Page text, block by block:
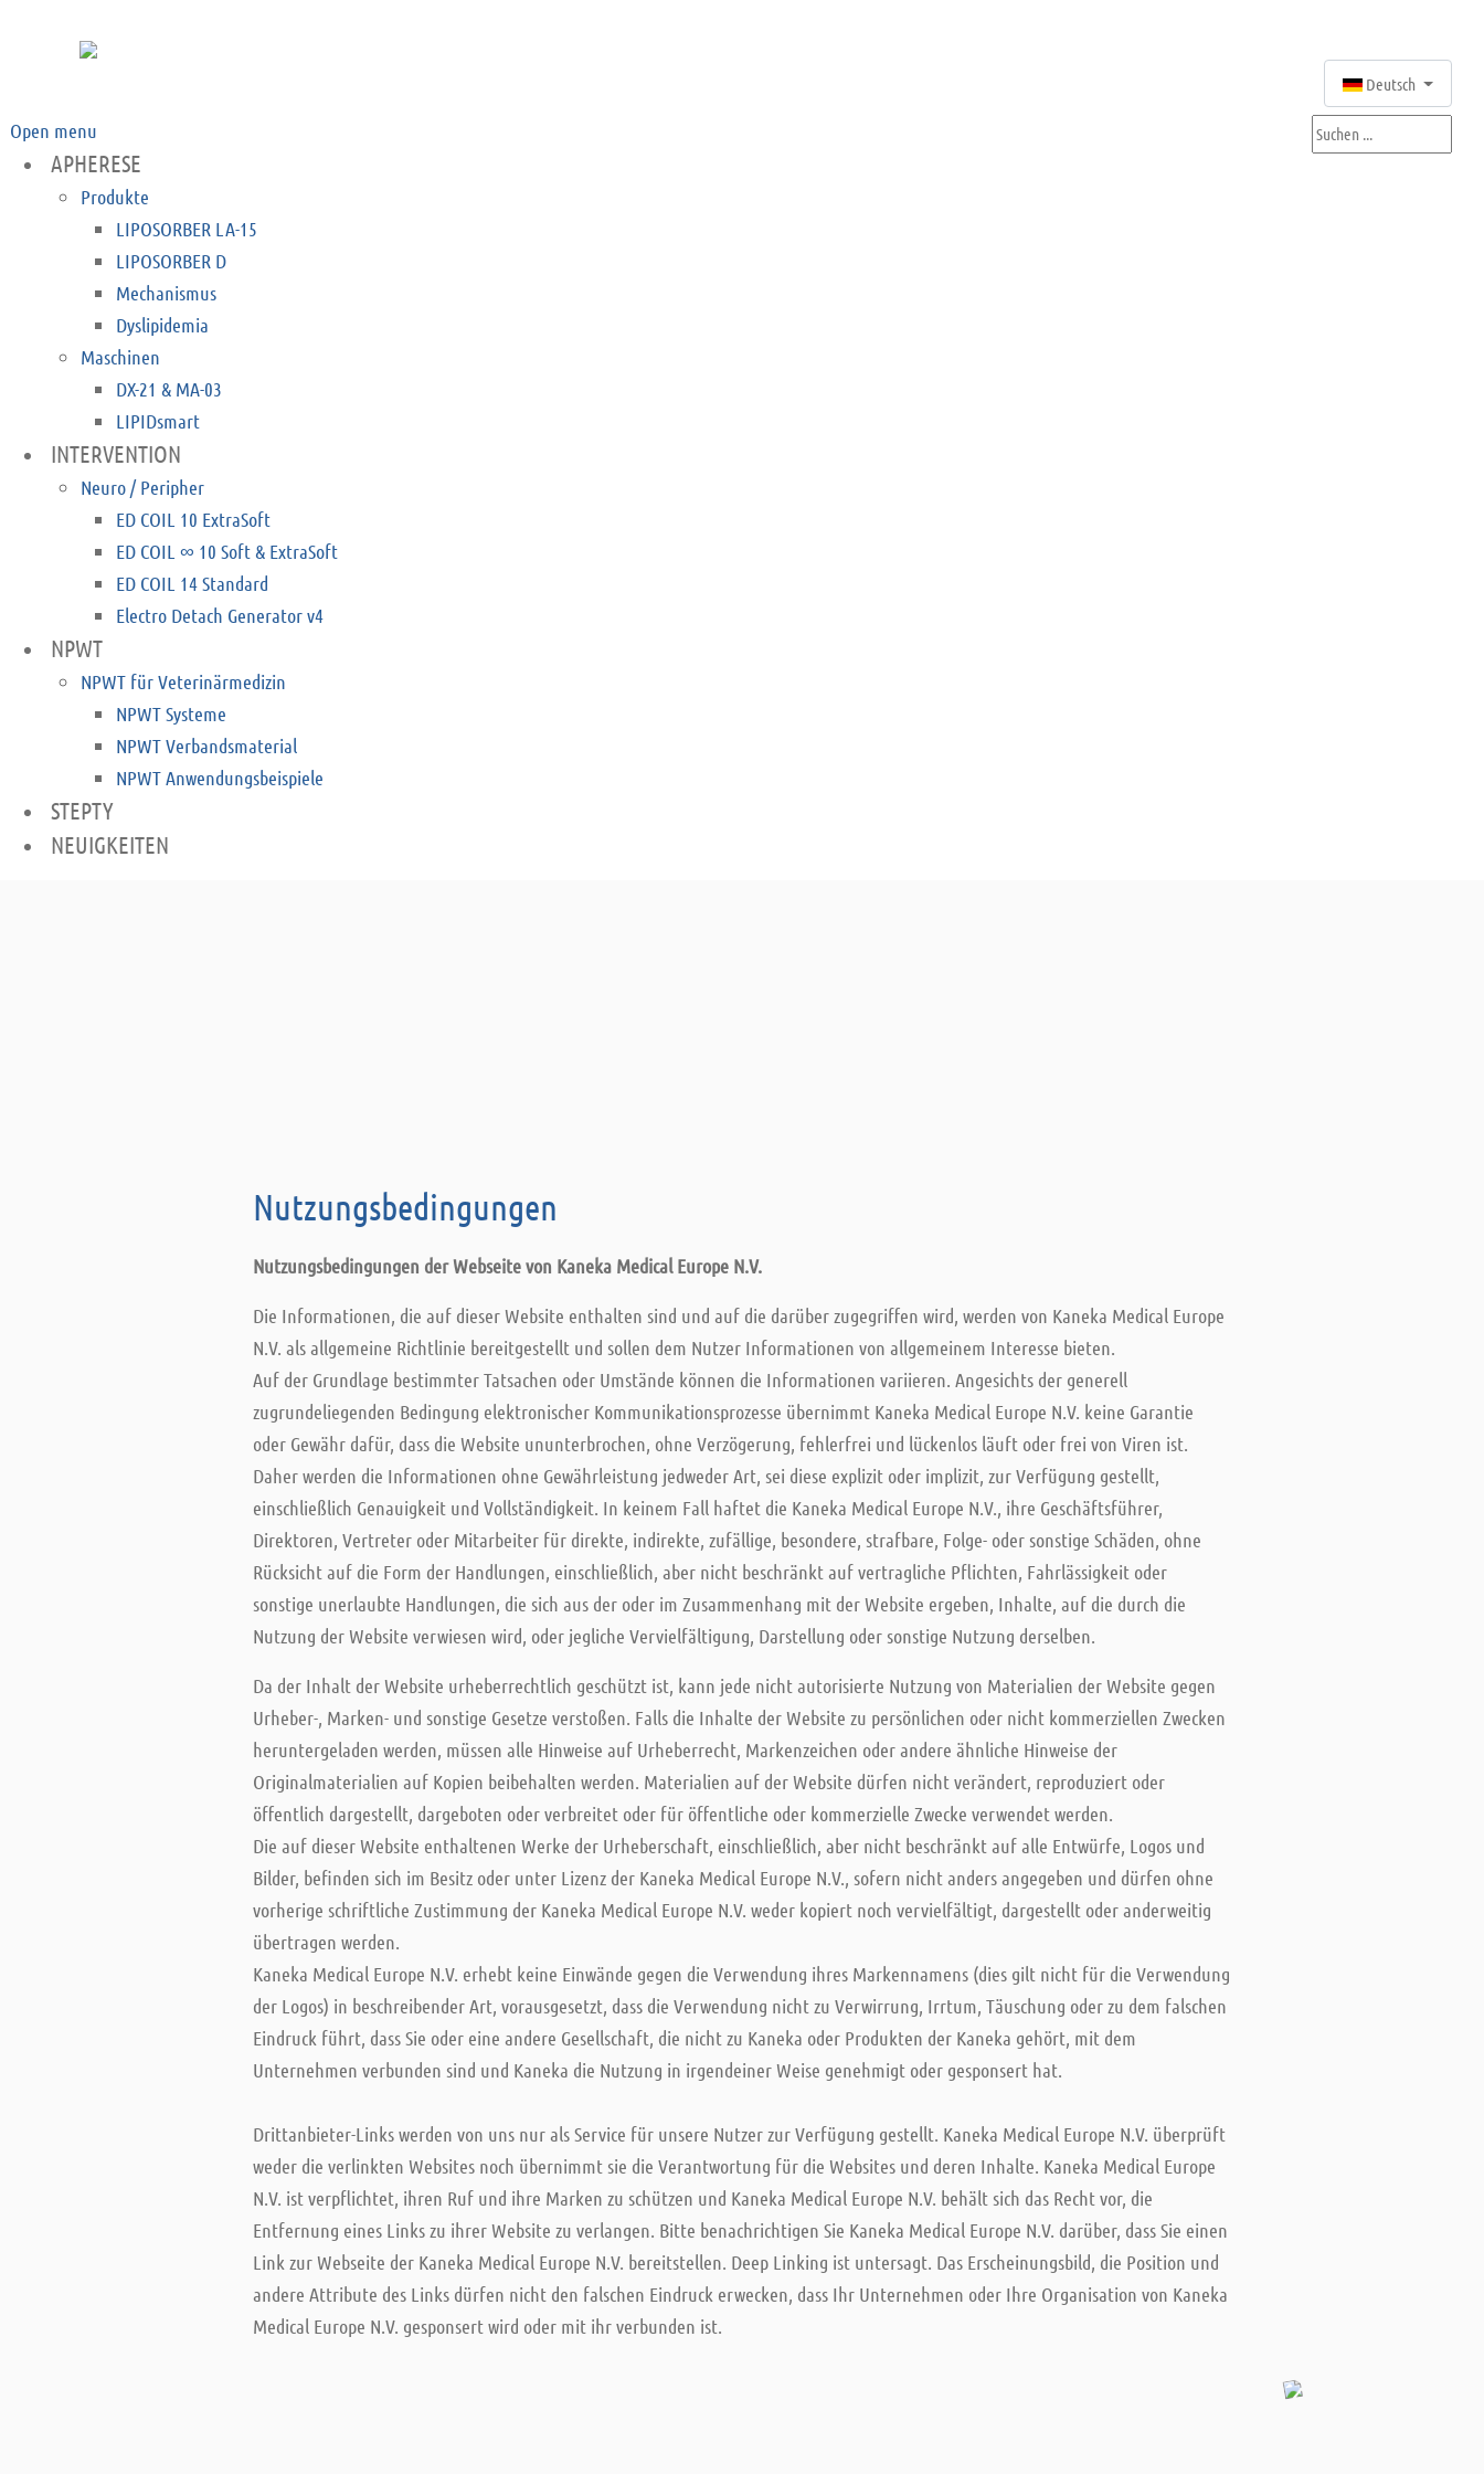
Deutsch
Open menu
APHERESE
Produkte
LIPOSORBER LA-15
LIPOSORBER D
Mechanismus
Dyslipidemia
Maschinen
DX-21 & MA-03
LIPIDsmart
INTERVENTION
Neuro / Peripher
ED COIL 10 ExtraSoft
ED COIL ∞ 10 Soft & ExtraSoft
ED COIL 14 Standard
Electro Detach Generator v4
NPWT
NPWT für Veterinärmedizin
NPWT Systeme
NPWT Verbandsmaterial
NPWT Anwendungsbeispiele
STEPTY
NEUIGKEITEN
Suchen ...
Nutzungsbedingungen
Nutzungsbedingungen der Webseite von Kaneka Medical Europe N.V.
Die Informationen, die auf dieser Website enthalten sind und auf die darüber zugegriffen wird, werden von Kaneka Medical Europe
N.V. als allgemeine Richtlinie bereitgestellt und sollen dem Nutzer Informationen von allgemeinem Interesse bieten.
Auf der Grundlage bestimmter Tatsachen oder Umstände können die Informationen variieren. Angesichts der generell
zugrundeliegenden Bedingung elektronischer Kommunikationsprozesse übernimmt Kaneka Medical Europe N.V. keine Garantie
oder Gewähr dafür, dass die Website ununterbrochen, ohne Verzögerung, fehlerfrei und lückenlos läuft oder frei von Viren ist.
Daher werden die Informationen ohne Gewährleistung jedweder Art, sei diese explizit oder implizit, zur Verfügung gestellt,
einschließlich Genauigkeit und Vollständigkeit. In keinem Fall haftet die Kaneka Medical Europe N.V., ihre Geschäftsführer,
Direktoren, Vertreter oder Mitarbeiter für direkte, indirekte, zufällige, besondere, strafbare, Folge- oder sonstige Schäden, ohne
Rücksicht auf die Form der Handlungen, einschließlich, aber nicht beschränkt auf vertragliche Pflichten, Fahrlässigkeit oder
sonstige unerlaubte Handlungen, die sich aus der oder im Zusammenhang mit der Website ergeben, Inhalte, auf die durch die
Nutzung der Website verwiesen wird, oder jegliche Vervielfältigung, Darstellung oder sonstige Nutzung derselben.
Da der Inhalt der Website urheberrechtlich geschützt ist, kann jede nicht autorisierte Nutzung von Materialien der Website gegen
Urheber-, Marken- und sonstige Gesetze verstoßen. Falls die Inhalte der Website zu persönlichen oder nicht kommerziellen Zwecken
heruntergeladen werden, müssen alle Hinweise auf Urheberrecht, Markenzeichen oder andere ähnliche Hinweise der
Originalmaterialien auf Kopien beibehalten werden. Materialien auf der Website dürfen nicht verändert, reproduziert oder
öffentlich dargestellt, dargeboten oder verbreitet oder für öffentliche oder kommerzielle Zwecke verwendet werden.
Die auf dieser Website enthaltenen Werke der Urheberschaft, einschließlich, aber nicht beschränkt auf alle Entwürfe, Logos und
Bilder, befinden sich im Besitz oder unter Lizenz der Kaneka Medical Europe N.V., sofern nicht anders angegeben und dürfen ohne
vorherige schriftliche Zustimmung der Kaneka Medical Europe N.V. weder kopiert noch vervielfältigt, dargestellt oder anderweitig
übertragen werden.
Kaneka Medical Europe N.V. erhebt keine Einwände gegen die Verwendung ihres Markennamens (dies gilt nicht für die Verwendung
der Logos) in beschreibender Art, vorausgesetzt, dass die Verwendung nicht zu Verwirrung, Irrtum, Täuschung oder zu dem falschen
Eindruck führt, dass Sie oder eine andere Gesellschaft, die nicht zu Kaneka oder Produkten der Kaneka gehört, mit dem
Unternehmen verbunden sind und Kaneka die Nutzung in irgendeiner Weise genehmigt oder gesponsert hat.
Drittanbieter-Links werden von uns nur als Service für unsere Nutzer zur Verfügung gestellt. Kaneka Medical Europe N.V. überprüft
weder die verlinkten Websites noch übernimmt sie die Verantwortung für die Websites und deren Inhalte. Kaneka Medical Europe
N.V. ist verpflichtet, ihren Ruf und ihre Marken zu schützen und Kaneka Medical Europe N.V. behält sich das Recht vor, die
Entfernung eines Links zu ihrer Website zu verlangen. Bitte benachrichtigen Sie Kaneka Medical Europe N.V. darüber, dass Sie einen
Link zur Webseite der Kaneka Medical Europe N.V. bereitstellen. Deep Linking ist untersagt. Das Erscheinungsbild, die Position und
andere Attribute des Links dürfen nicht den falschen Eindruck erwecken, dass Ihr Unternehmen oder Ihre Organisation von Kaneka
Medical Europe N.V. gesponsert wird oder mit ihr verbunden ist.